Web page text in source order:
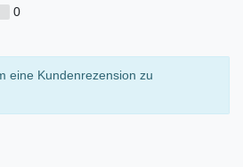
0
eine Kundenrezension zu